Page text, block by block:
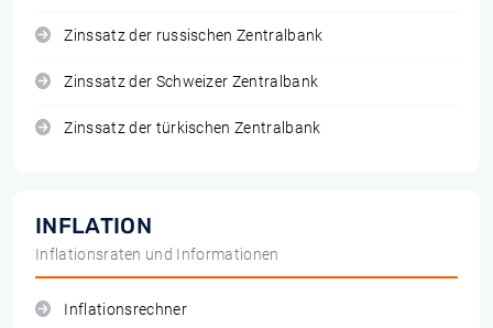
Zinssatz der russischen Zentralbank
Zinssatz der Schweizer Zentralbank
Zinssatz der türkischen Zentralbank
INFLATION
Inflationsraten und Informationen
Inflationsrechner